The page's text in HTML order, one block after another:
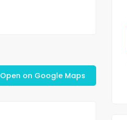
Open on Google Maps